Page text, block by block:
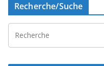
Recherche/Suche